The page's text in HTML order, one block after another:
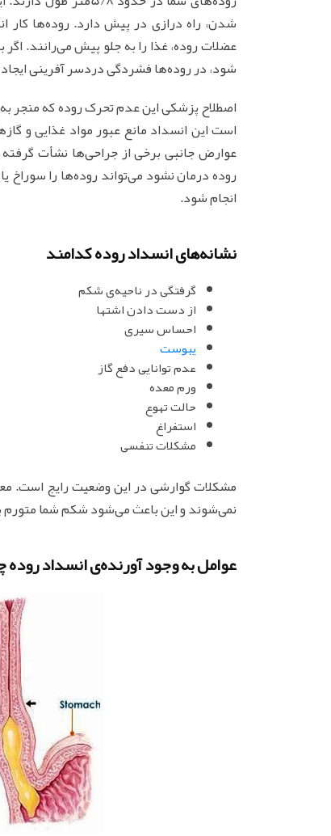
شدن، راه درازی در پیش دارد. روده‌ها کار
عضلات روده، غذا را به جلو پیش می‌رانند.
شود، در روده‌ها فشردگی دردسر آفرینی
اصطلاح پزشکی این عدم تحرک روده که منجر
است این انسداد مانع عبور مواد غذایی و
عوارض جانبی برخی از جراحی‌ها نشأت گرفته
روده درمان نشود می‌تواند روده‌ها را سوراخ
انجام شود.
نشانه‌های انسداد روده کدامند
گرفتگی در ناحیه‌ی شکم
از دست دادن اشتها
احساس سیری
یبوست
عدم توانایی دفع گاز
ورم معده
حالت تهوع
استفراغ
مشکلات تنفسی
مشکلات گوارشی در این وضعیت رایج است.
نمی‌شوند و این باعث می‌شود شکم شما متورم
عوامل به وجود آورنده‌ی انسداد